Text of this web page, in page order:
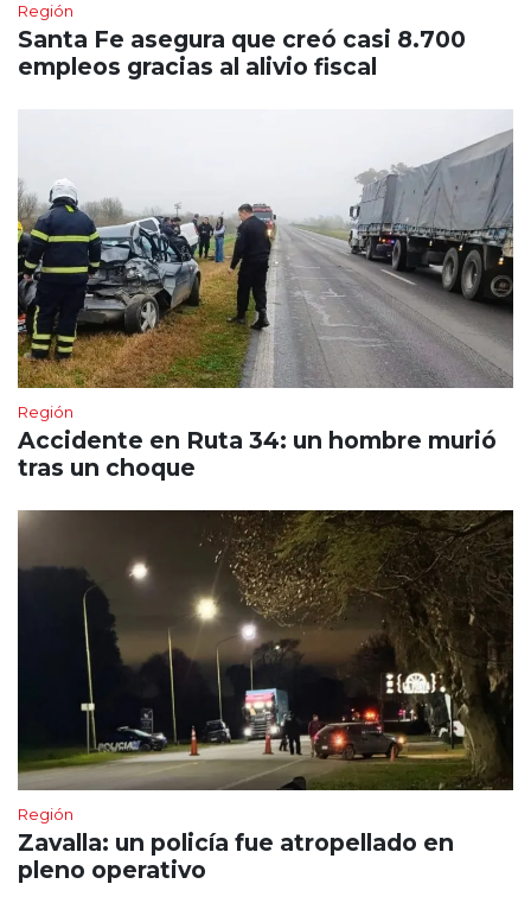
Región
Santa Fe asegura que creó casi 8.700
empleos gracias al alivio fiscal
Región
Accidente en Ruta 34: un hombre murió
tras un choque
Región
Zavalla: un policía fue atropellado en
pleno operativo